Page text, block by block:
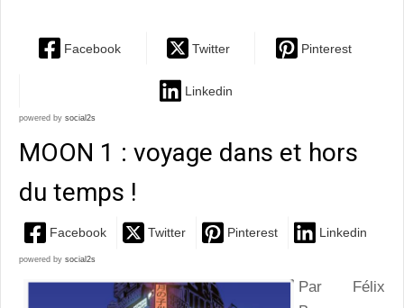
Facebook Twitter Pinterest
Linkedin
powered by social2s
MOON 1 : voyage dans et hors
du temps !
Facebook Twitter Pinterest Linkedin
powered by social2s
Par Félix